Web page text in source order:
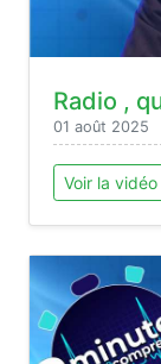
Radio ,
01 août 2025
Voir la vidéo